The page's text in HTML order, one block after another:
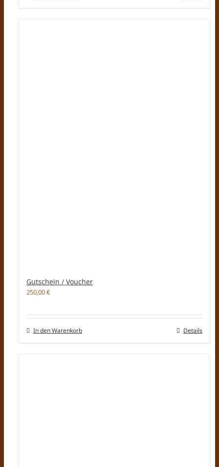
Gutschein / Voucher
250,00€
In den Warenkorb Details